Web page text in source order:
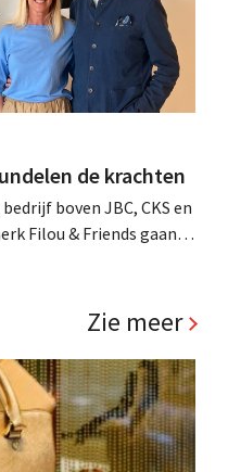
de krachten
boven JBC, CKS en
Filou & Friends gaan
Zie meer